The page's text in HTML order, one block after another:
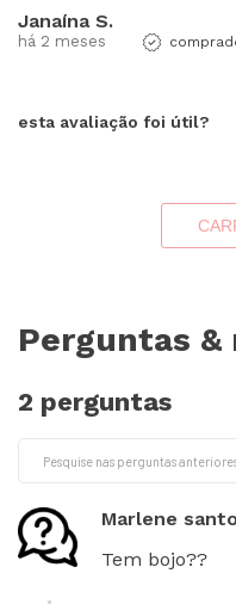
Janaína S.
há 2 meses
esta avaliação foi útil?
Perguntas &
2 perguntas
Marlene
Tem bojo??